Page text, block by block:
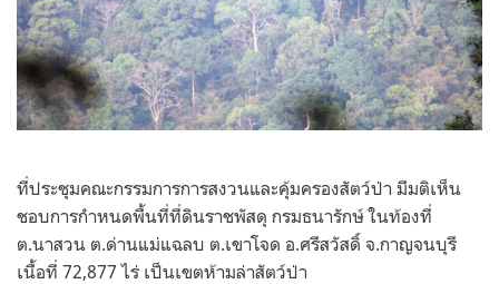
ที่ประชุมคณะกรรมการการสงวนและคุ้มครองสัตว์ป่า มีมติเห็น
ชอบการกำหนดพื้นที่ที่ดินราชพัสดุ กรมธนารักษ์ ในท้องที่
ต.นาสวน ต.ด่านแม่แฉลบ ต.เขาโจด อ.ศรีสวัสดิ์ จ.กาญจนบุรี
เนื้อที่ 72,877 ไร่ เป็นเขตห้ามล่าสัตว์ป่า